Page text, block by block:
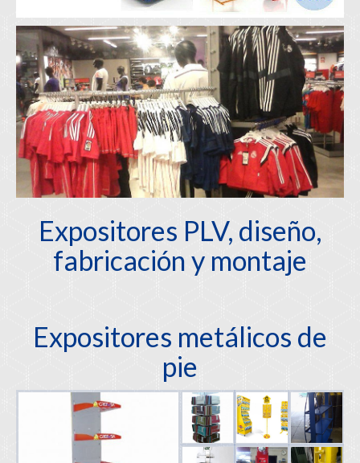
Expositores PLV, diseño,
fabricación y montaje
Expositores metálicos de
pie